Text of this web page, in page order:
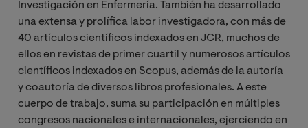
Investigación en Enfermería. También ha desarrollado
una extensa y prolífica labor investigadora, con más de
40 artículos científicos indexados en JCR, muchos de
ellos en revistas de primer cuartil y numerosos artículos
científicos indexados en Scopus, además de la autoría
y coautoría de diversos libros profesionales. A este
cuerpo de trabajo, suma su participación en múltiples
congresos nacionales e internacionales, ejerciendo en